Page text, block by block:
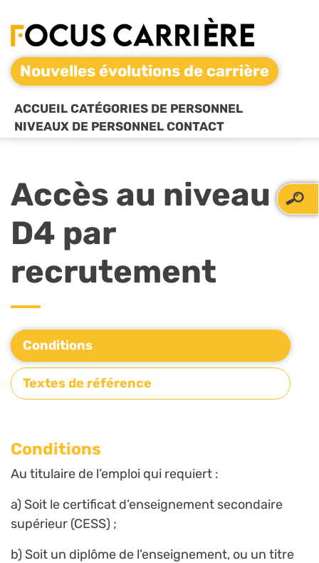
Nouvelles évolutions de carrière
ACCUEIL CATÉGORIES DE PERSONNEL
NIVEAUX DE PERSONNEL CONTACT
Accès au niveau
D4 par
recrutement
Conditions
Textes de référence
Conditions
Au titulaire de l’emploi qui requiert :
a) Soit le certificat d’enseignement secondaire
supérieur (CESS) ;
b) Soit un diplôme de l’enseignement, ou un titre